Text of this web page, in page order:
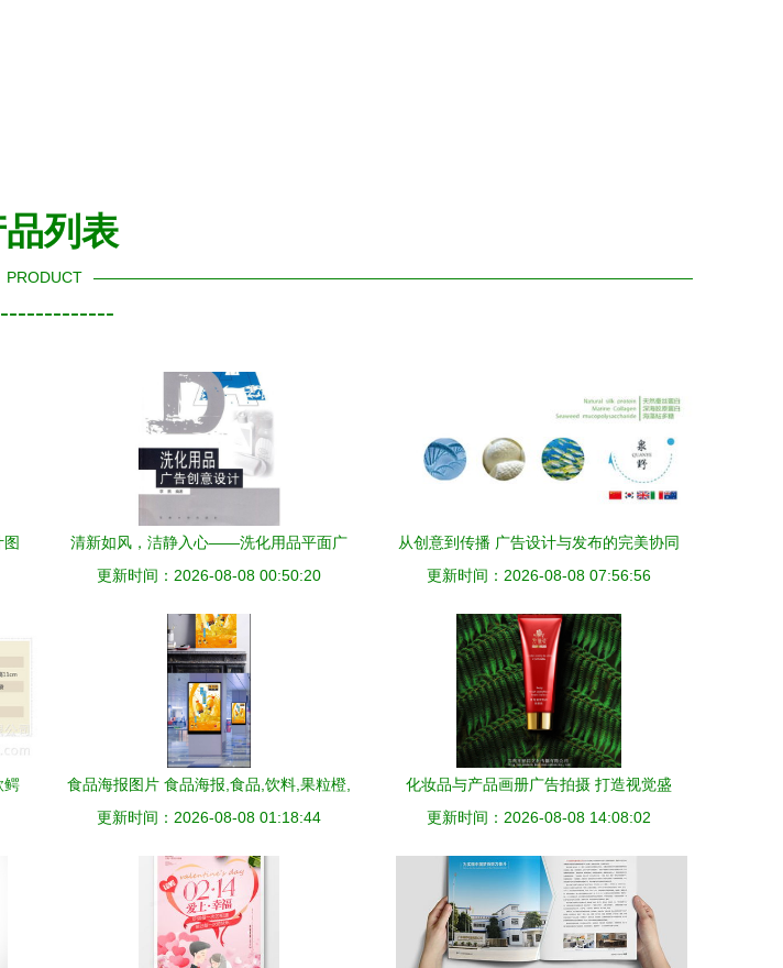
品列表
PRODUCT
清新如风，洁静入心——洗化用品平面广
告创意设计精要
更新时间：2026-08-08 00:50:20
从创意到传播 广告设计与发布的完美协同
更新时间：2026-08-08 07:56:56
鳄
食品海报图片 食品海报,食品,饮料,果粒橙,
黄色,海报,海报设计,广告设计模板,源文
更新时间：2026-08-08 01:18:44
化妆品与产品画册广告拍摄 打造视觉盛
宴，引爆市场关注
更新时间：2026-08-08 14:08:02